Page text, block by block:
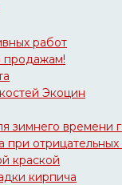
работ
Экоцин
зимнего времени
отрицательных
краской
кирпича